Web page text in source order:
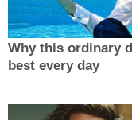
Why this ordinary
best every day